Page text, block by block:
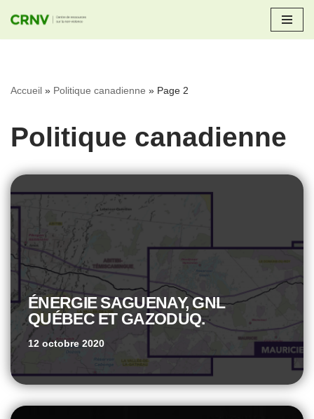
Aller
Accueil » Politique canadienne » Page 2
Politique canadienne
ÉNERGIE SAGUENAY, GNL
QUÉBEC ET GAZODUQ.
12 octobre 2020